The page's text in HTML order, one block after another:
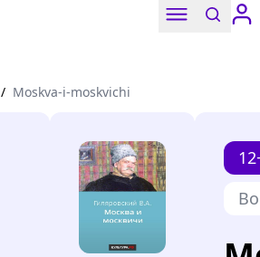
/ Moskva-i-moskvichi